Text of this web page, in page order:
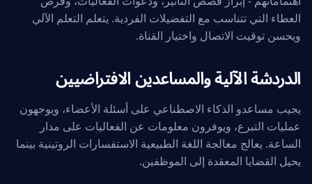
العطاء التي تتناسب مع التفضيلات الفردية. يتعلم التعلم الآلي
ويحسن توقيت الاتصال واختيار القناة.
الدردشة الآلية والمساعدين الافتراضيين
يجيب مساعدو الذكاء الاصطناعي على أسئلة الأعضاء، ويوجهون
عمليات التبرع، ويوفرون معلومات عن الفعاليات على مدار
الساعة. يعالج معالجة اللغة الطبيعية الاستفسارات الروتينية بينما
يحيل القضايا المعقدة إلى الموظفين.